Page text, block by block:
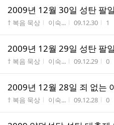
2009년 12월 30일 성탄 팔
게시판명
† 복음 묵상 작성자
이숙... 작성시간
09.12.30 조
1
2009년 12월 29일 성탄 팔
게시판명
† 복음 묵상 작성자
이숙... 작성시간
09.12.29 조
0
2009년 12월 28일 죄 없는
게시판명
† 복음 묵상 작성자
이숙... 작성시간
09.12.28 조
0